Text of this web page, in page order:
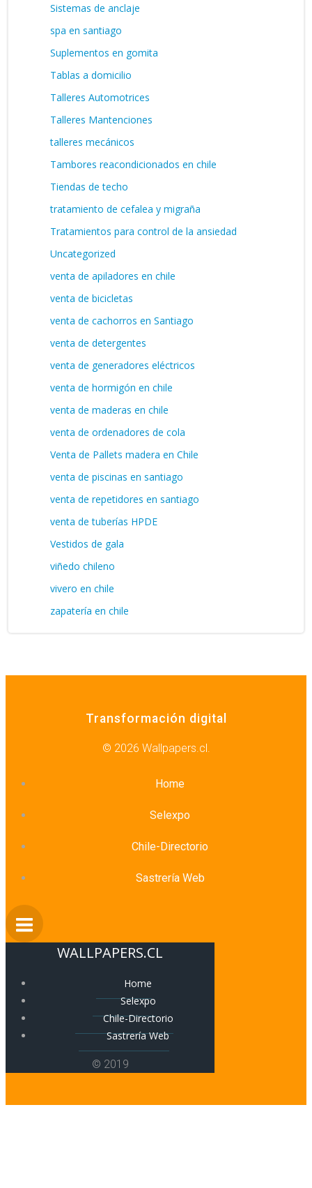
Sistemas de anclaje
spa en santiago
Suplementos en gomita
Tablas a domicilio
Talleres Automotrices
Talleres Mantenciones
talleres mecánicos
Tambores reacondicionados en chile
Tiendas de techo
tratamiento de cefalea y migraña
Tratamientos para control de la ansiedad
Uncategorized
venta de apiladores en chile
venta de bicicletas
venta de cachorros en Santiago
venta de detergentes
venta de generadores eléctricos
venta de hormigón en chile
venta de maderas en chile
venta de ordenadores de cola
Venta de Pallets madera en Chile
venta de piscinas en santiago
venta de repetidores en santiago
venta de tuberías HPDE
Vestidos de gala
viñedo chileno
vivero en chile
zapatería en chile
Transformación digital
© 2026 Wallpapers.cl.
Home
Selexpo
Chile-Directorio
Sastrería Web
WALLPAPERS.CL
Home
Selexpo
Chile-Directorio
Sastrería Web
© 2019